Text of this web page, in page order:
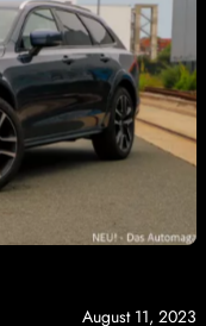
August 11, 2023